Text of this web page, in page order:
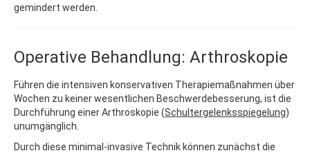
gemindert werden.
Operative Behandlung: Arthroskopie
Führen die intensiven konservativen Therapiemaßnahmen über
Wochen zu keiner wesentlichen Beschwerdebesserung, ist die
Durchführung einer Arthroskopie (Schultergelenksspiegelung)
unumgänglich.
Durch diese minimal-invasive Technik können zunächst die